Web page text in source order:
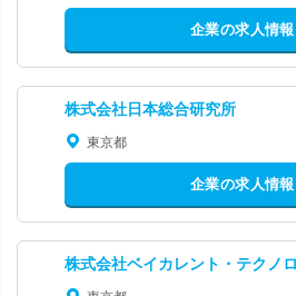
企業の求人情
株式会社日本総合研究所
東京都
企業の求人情
株式会社ベイカレント・テクノ